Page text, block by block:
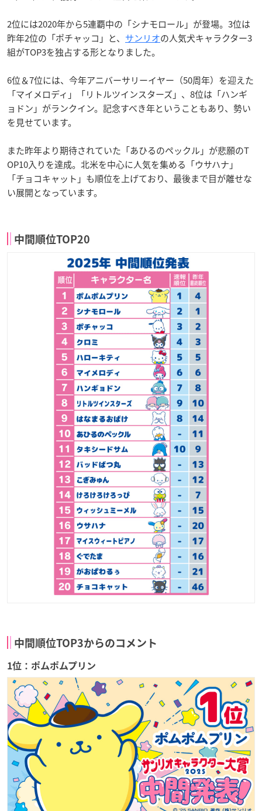
2位には2020年から5連覇中の「シナモロール」が登場。3位は
昨年2位の「ポチャッコ」と、 サンリオの人気犬キャラクター3
組がTOP3を独占する形となりました。
6位＆7位には、今年アニバーサリーイヤー（50周年）を迎えた
「マイメロディ」「リトルツインスターズ」、8位は「ハンギ
ョドン」がランクイン。記念すべき年ということもあり、勢い
を見せています。
また昨年より期待されていた「あひるのペックル」が悲願のT
OP10入りを達成。北米を中心に人気を集める「ウサハナ」
「チョコキャット」も順位を上げており、最後まで目が離せな
い展開となっています。
中間順位TOP20
中間順位TOP3からのコメント
1位：ポムポムプリン